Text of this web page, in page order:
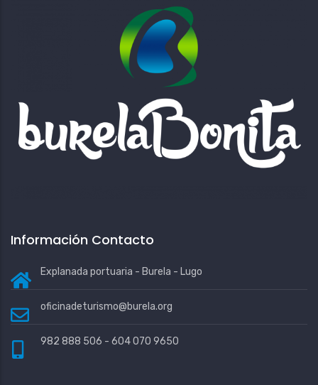
Información Contacto
Explanada portuaria - Burela - Lugo
oficinadeturismo@burela.org
982 888 506 - 604 070 9650